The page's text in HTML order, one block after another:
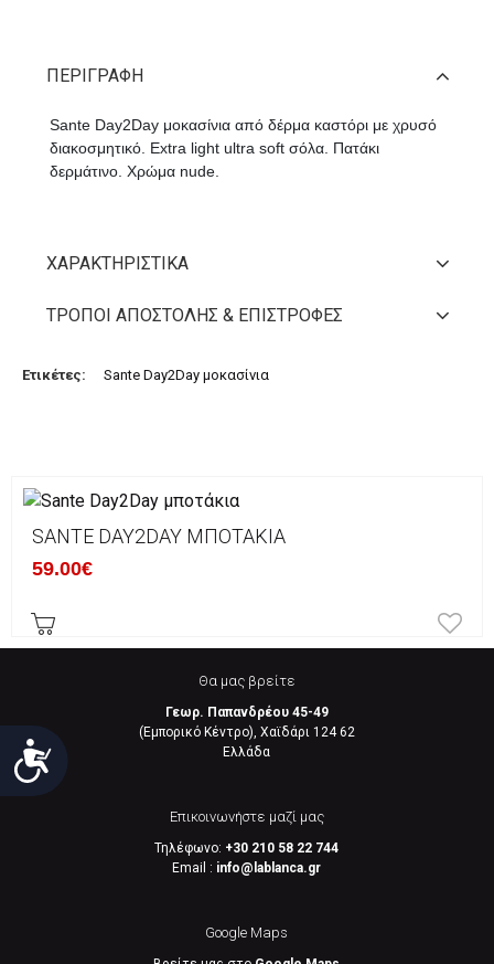
Προσιτότητα
ΠΕΡΙΓΡΑΦΉ
Sante Day2Day μοκασίνια από δέρμα καστόρι με χρυσό
διακοσμητικό. Extra light ultra soft σόλα. Πατάκι
δερμάτινο. Χρώμα nude.
ΧΑΡΑΚΤΗΡΙΣΤΙΚΆ
ΤΡΌΠΟΙ ΑΠΟΣΤΟΛΉΣ & ΕΠΙΣΤΡΟΦΈΣ
Ετικέτες: Sante Day2Day μοκασίνια
SANTE DAY2DAY ΜΠΟΤΆΚΙΑ
59.00€
Θα μας βρείτε
Γεωρ. Παπανδρέου 45-49
(Εμπορικό Κέντρο), Χαϊδάρι 124 62
Eλλάδα
Επικοινωνήστε μαζί μας
Τηλέφωνο: +30 210 58 22 744
Email : info@lablanca.gr
Google Maps